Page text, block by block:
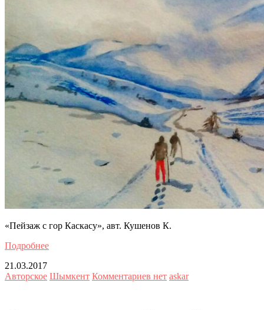
«Пейзаж с гор Каскасу», авт. Кушенов К.
Подробнее
21.03.2017
Авторское Шымкент Комментариев нет askar